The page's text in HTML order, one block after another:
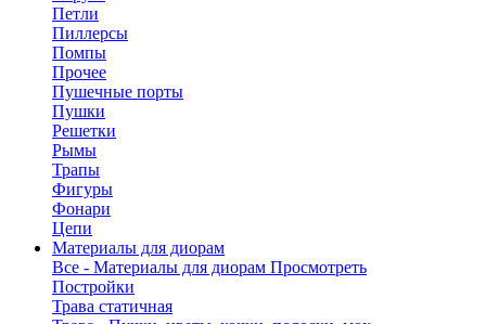
Петли
Пиллерсы
Помпы
Прочее
Пушечные порты
Пушки
Решетки
Рымы
Трапы
Фигуры
Фонари
Цепи
Материалы для диорам
Все - Материалы для диорам Просмотреть
Постройки
Трава статичная